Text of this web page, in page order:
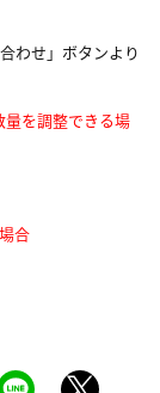
わせ」ボタンより
を調整できる場
合